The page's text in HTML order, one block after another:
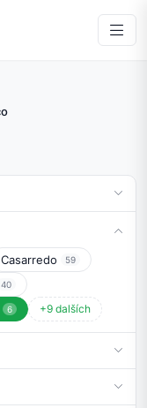
Casarredo 59
40
6 +9 dalších